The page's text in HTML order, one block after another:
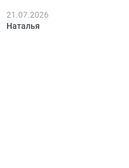
радует. Волосы легче
расчесываются, но
21.07.2026
Наталья